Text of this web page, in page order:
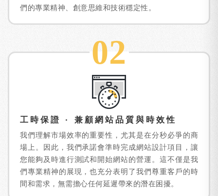
們的專業精神、創意思維和技術穩定性。
02
工時保證 · 兼顧網站品質與時效性
我們理解市場效率的重要性，尤其是在分秒必爭的商
場上。因此，我們承諾會準時完成網站設計項目，讓
您能夠及時進行測試和開始網站的營運。這不僅是我
們專業精神的展現，也充分表明了我們尊重客戶的時
間和需求，無需擔心任何延遲帶來的潛在困擾。